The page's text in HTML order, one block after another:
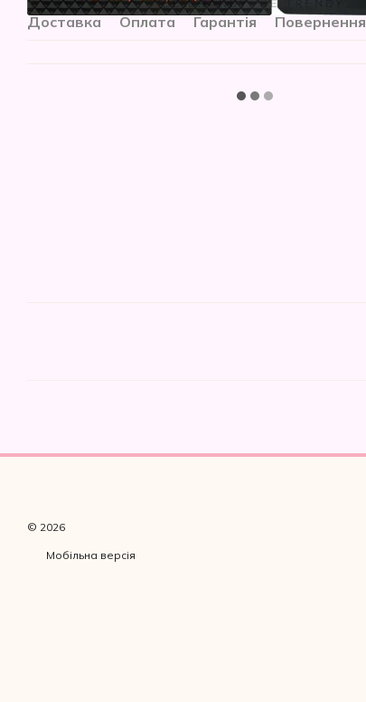
Доставка Оплата Гарантія Повернення
© 2026
Мобільна версія